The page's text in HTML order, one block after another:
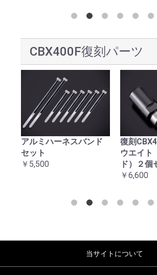
CBX400F復刻パーツ
アルミハーネスバンド
セット
￥5,500
復刻
ウエイト
ド）２個
￥6,600
当サイトについて